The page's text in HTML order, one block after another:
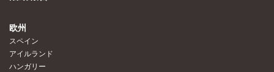
欧州
スペイン
アイルランド
ハンガリー